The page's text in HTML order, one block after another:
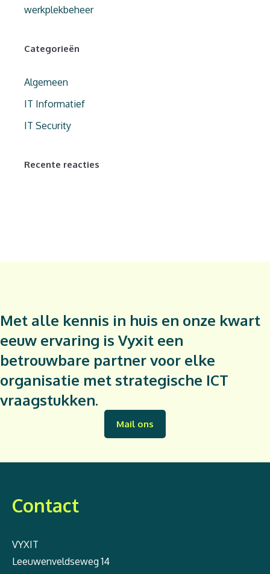
werkplekbeheer
Categorieën
Algemeen
IT Informatief
IT Security
Recente reacties
Met alle kennis in huis en onze kwart
eeuw ervaring is Vyxit een
betrouwbare partner voor elke
organisatie met strategische ICT
vraagstukken.
Mail ons
Contact
VYXIT
Leeuwenveldseweg 14